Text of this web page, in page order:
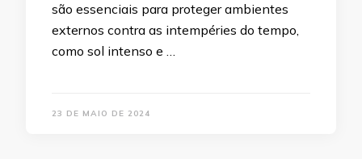
são essenciais para proteger ambientes
externos contra as intempéries do tempo,
como sol intenso e …
23 DE MAIO DE 2024